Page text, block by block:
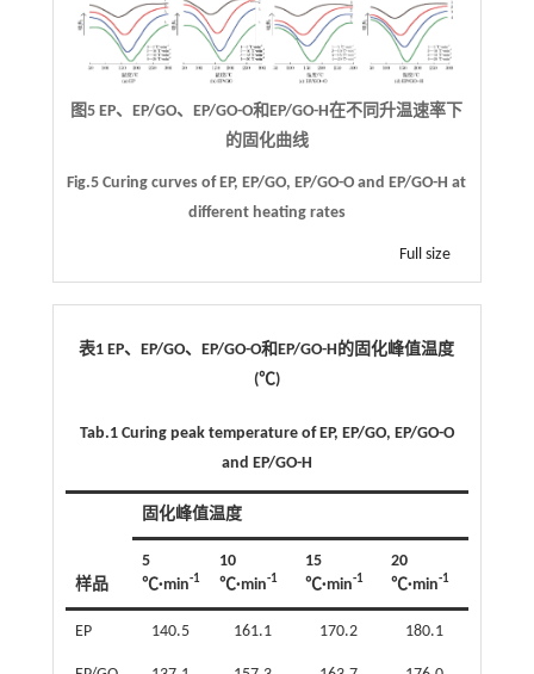
图5 EP、EP/GO、EP/GO-O和EP/GO-H在不同升温速率下
的固化曲线
Fig.5 Curing curves of EP, EP/GO, EP/GO-O and EP/GO-H at
different heating rates
Full size
表1 EP、EP/GO、EP/GO-O和EP/GO-H的固化峰值温度
(℃)
Tab.1 Curing peak temperature of EP, EP/GO, EP/GO-O
and EP/GO-H
样品
固化峰值温度
5
℃·min-1
10
℃·min-1
15
℃·min-1
20
℃·min-1
EP 140.5 161.1 170.2 180.1